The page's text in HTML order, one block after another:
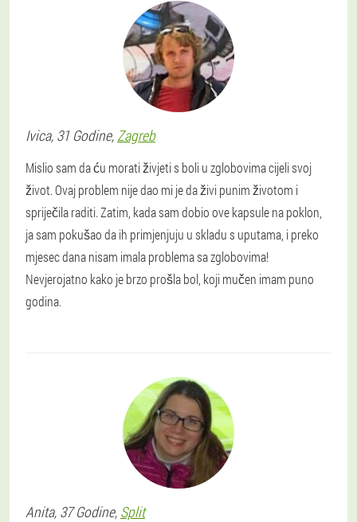
Ivica, 31 Godine,Zagreb
Mislio sam da ću morati živjeti s boli u zglobovima cijeli svoj
život. Ovaj problem nije dao mi je da živi punim životom i
spriječila raditi. Zatim, kada sam dobio ove kapsule na poklon,
ja sam pokušao da ih primjenjuju u skladu s uputama, i preko
mjesec dana nisam imala problema sa zglobovima!
Nevjerojatno kako je brzo prošla bol, koji mučen imam puno
godina.
Anita, 37 Godine, Split